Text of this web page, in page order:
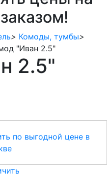
> Комоды, тумбы>
"Иван 2.5"
2.5"